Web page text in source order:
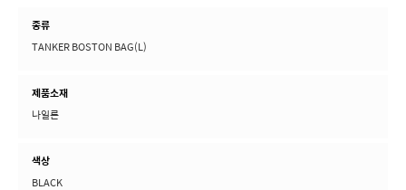
종류
TANKER BOSTON BAG(L)
제품소재
나일론
색상
BLACK